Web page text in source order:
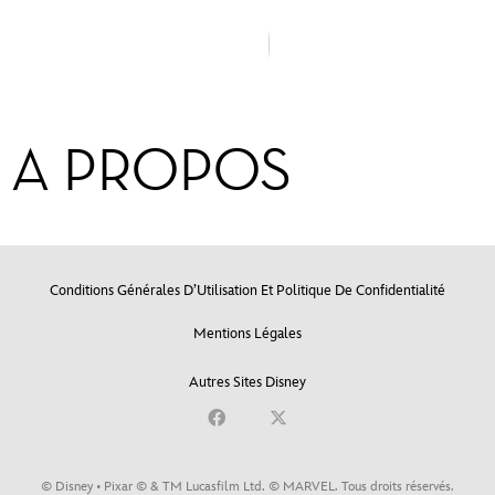
A PROPOS
Conditions Générales D’Utilisation Et Politique De Confidentialité
Mentions Légales
Autres Sites Disney
© Disney • Pixar © & TM Lucasfilm Ltd. © MARVEL. Tous droits réservés.